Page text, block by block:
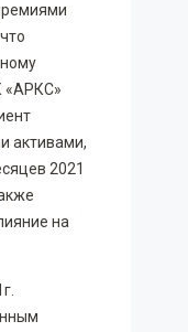
«АРКС»
активами,
2021
на